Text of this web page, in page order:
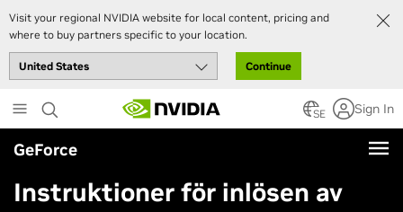
Visit your regional NVIDIA website for local content, pricing and
where to buy partners specific to your location.
Continue
to
main
content
SE Sign In
GeForce
Instruktioner för inlösen av